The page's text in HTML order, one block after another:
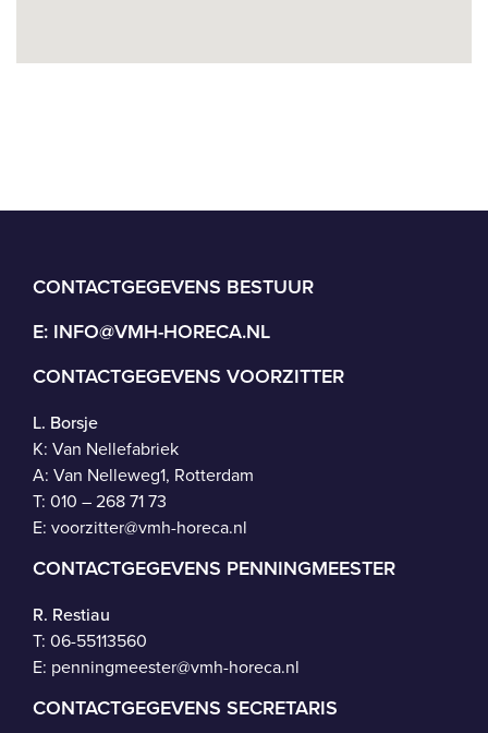
CONTACTGEGEVENS BESTUUR
E: INFO@VMH-HORECA.NL
CONTACTGEGEVENS VOORZITTER
L. Borsje
K: Van Nellefabriek
A: Van Nelleweg1, Rotterdam
T: 010 – 268 71 73
E: voorzitter@vmh-horeca.nl
CONTACTGEGEVENS PENNINGMEESTER
R. Restiau
T: 06-55113560
E: penningmeester@vmh-horeca.nl
CONTACTGEGEVENS SECRETARIS